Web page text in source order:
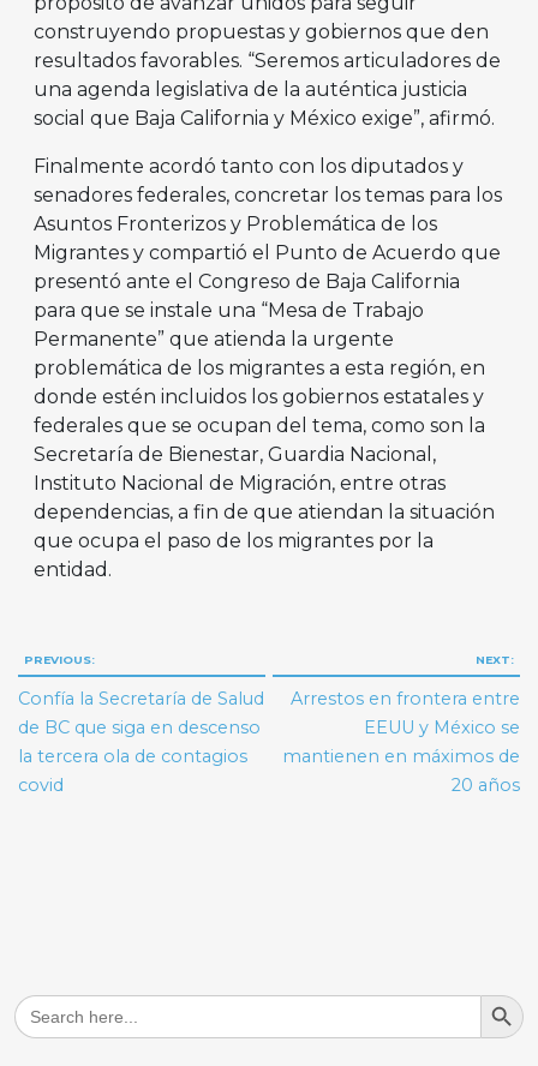
construyendo propuestas y gobiernos que den
resultados favorables. “Seremos articuladores de
una agenda legislativa de la auténtica justicia
social que Baja California y México exige”, afirmó.
Finalmente acordó tanto con los diputados y
senadores federales, concretar los temas para los
Asuntos Fronterizos y Problemática de los
Migrantes y compartió el Punto de Acuerdo que
presentó ante el Congreso de Baja California
para que se instale una “Mesa de Trabajo
Permanente” que atienda la urgente
problemática de los migrantes a esta región, en
donde estén incluidos los gobiernos estatales y
federales que se ocupan del tema, como son la
Secretaría de Bienestar, Guardia Nacional,
Instituto Nacional de Migración, entre otras
dependencias, a fin de que atiendan la situación
que ocupa el paso de los migrantes por la
entidad.
Navegación
de
entradas
PREVIOUS:
Confía la Secretaría de Salud
de BC que siga en descenso
la tercera ola de contagios
covid
NEXT:
Arrestos en frontera entre
EEUU y México se
mantienen en máximos de
20 años
Search
for:
Search